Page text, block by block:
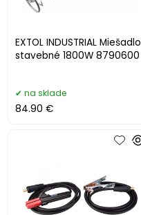
EXTOL INDUSTRIAL Miešadlo
stavebné 1800W 8790600
na sklade
84.90 €